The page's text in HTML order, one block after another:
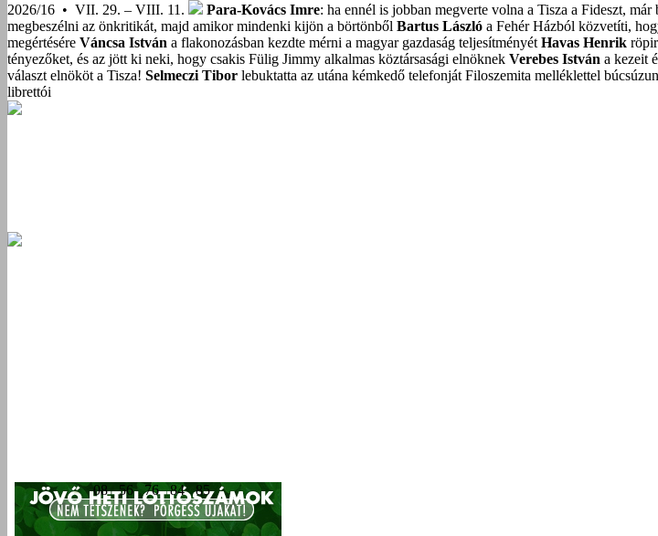
2026/16 • VII. 29. – VIII. 11.
Para-Kovács Imre: ha ennél is jobban megverte volna a Tisza a Fideszt,
megbeszélni az önkritikát, majd amikor mindenki kijön a börtönből Bartus László a Fehér Házból közvetíti,
megértésére Váncsa István a flakonozásban kezdte mérni a magyar gazdaság teljesítményét Havas Henrik
tényezőket, és az jött ki neki, hogy csakis Fülig Jimmy alkalmas köztársasági elnöknek Verebes István a kezeit
választ elnököt a Tisza! Selmeczi Tibor lebuktatta az utána kémkedő telefonját Filoszemita melléklettel
librettói